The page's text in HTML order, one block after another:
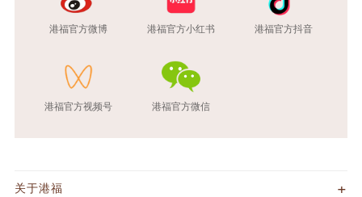
港福官方微博 港福官方小红书 港福官方抖音
港福官方视频号 港福官方微信
关于港福